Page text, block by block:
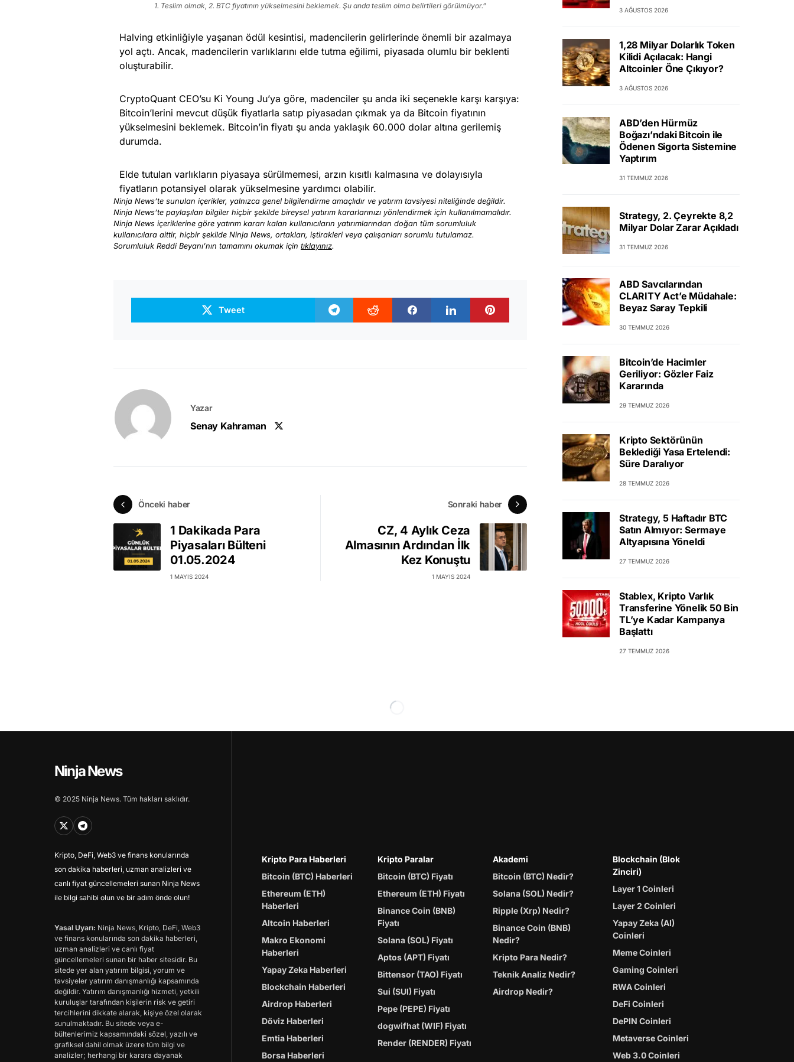
1. Teslim olmak, 2. BTC fiyatının yükselmesini beklemek. Şu anda teslim olma belirtileri görülmüyor.”
Halving etkinliğiyle yaşanan ödül kesintisi, madencilerin gelirlerinde önemli bir azalmaya
yol açtı. Ancak, madencilerin varlıklarını elde tutma eğilimi, piyasada olumlu bir beklenti
oluşturabilir.
CryptoQuant CEO’su Ki Young Ju’ya göre, madenciler şu anda iki seçenekle karşı karşıya:
Bitcoin’lerini mevcut düşük fiyatlarla satıp piyasadan çıkmak ya da Bitcoin fiyatının
yükselmesini beklemek. Bitcoin’in fiyatı şu anda yaklaşık 60.000 dolar altına gerilemiş
durumda.
Elde tutulan varlıkların piyasaya sürülmemesi, arzın kısıtlı kalmasına ve dolayısıyla
fiyatların potansiyel olarak yükselmesine yardımcı olabilir.
Ninja News’te sunulan içerikler, yalnızca genel bilgilendirme amaçlıdır ve yatırım tavsiyesi niteliğinde değildir.
Ninja News’te paylaşılan bilgiler hiçbir şekilde bireysel yatırım kararlarınızı yönlendirmek için kullanılmamalıdır.
Ninja News içeriklerine göre yatırım kararı kalan kullanıcıların yatırımlarından doğan tüm sorumluluk
kullanıcılara aittir, hiçbir şekilde Ninja News, ortakları, iştirakleri veya çalışanları sorumlu tutulamaz.
Sorumluluk Reddi Beyanı’nın tamamını okumak için tıklayınız.
Tweet
Yazar
Senay Kahraman
Önceki haber
1 Dakikada Para
Piyasaları Bülteni
01.05.2024
1 MAYIS 2024
Sonraki haber
CZ, 4 Aylık Ceza
Almasının Ardından İlk
Kez Konuştu
1 MAYIS 2024
3 AĞUSTOS 2026
1,28 Milyar Dolarlık Token
Kilidi Açılacak: Hangi
Altcoinler Öne Çıkıyor?
3 AĞUSTOS 2026
ABD’den Hürmüz
Boğazı’ndaki Bitcoin ile
Ödenen Sigorta Sistemine
Yaptırım
31 TEMMUZ 2026
Strategy, 2. Çeyrekte 8,2
Milyar Dolar Zarar Açıkladı
31 TEMMUZ 2026
ABD Savcılarından
CLARITY Act’e Müdahale:
Beyaz Saray Tepkili
30 TEMMUZ 2026
Bitcoin’de Hacimler
Geriliyor: Gözler Faiz
Kararında
29 TEMMUZ 2026
Kripto Sektörünün
Beklediği Yasa Ertelendi:
Süre Daralıyor
28 TEMMUZ 2026
Strategy, 5 Haftadır BTC
Satın Almıyor: Sermaye
Altyapısına Yöneldi
27 TEMMUZ 2026
Stablex, Kripto Varlık
Transferine Yönelik 50 Bin
TL’ye Kadar Kampanya
Başlattı
27 TEMMUZ 2026
Ninja News
© 2025 Ninja News. Tüm hakları saklıdır.
Kripto, DeFi, Web3 ve finans konularında
son dakika haberleri, uzman analizleri ve
canlı fiyat güncellemeleri sunan Ninja News
ile bilgi sahibi olun ve bir adım önde olun!
Yasal Uyarı: Ninja News, Kripto, DeFi, Web3
ve finans konularında son dakika haberleri,
uzman analizleri ve canlı fiyat
güncellemeleri sunan bir haber sitesidir. Bu
sitede yer alan yatırım bilgisi, yorum ve
tavsiyeler yatırım danışmanlığı kapsamında
değildir. Yatırım danışmanlığı hizmeti, yetkili
kuruluşlar tarafından kişilerin risk ve getiri
tercihlerini dikkate alarak, kişiye özel olarak
sunulmaktadır. Bu sitede veya e-
bültenlerimiz kapsamındaki sözel, yazılı ve
grafiksel dahil olmak üzere tüm bilgi ve
analizler; herhangi bir karara dayanak
Kripto Para Haberleri
Bitcoin (BTC) Haberleri
Ethereum (ETH)
Haberleri
Altcoin Haberleri
Makro Ekonomi
Haberleri
Yapay Zeka Haberleri
Blockchain Haberleri
Airdrop Haberleri
Döviz Haberleri
Emtia Haberleri
Borsa Haberleri
Kripto Paralar
Bitcoin (BTC) Fiyatı
Ethereum (ETH) Fiyatı
Binance Coin (BNB)
Fiyatı
Solana (SOL) Fiyatı
Aptos (APT) Fiyatı
Bittensor (TAO) Fiyatı
Sui (SUI) Fiyatı
Pepe (PEPE) Fiyatı
dogwifhat (WIF) Fiyatı
Render (RENDER) Fiyatı
Akademi
Bitcoin (BTC) Nedir?
Solana (SOL) Nedir?
Ripple (Xrp) Nedir?
Binance Coin (BNB)
Nedir?
Kripto Para Nedir?
Teknik Analiz Nedir?
Airdrop Nedir?
Blockchain (Blok
Zinciri)
Layer 1 Coinleri
Layer 2 Coinleri
Yapay Zeka (AI)
Coinleri
Meme Coinleri
Gaming Coinleri
RWA Coinleri
DeFi Coinleri
DePIN Coinleri
Metaverse Coinleri
Web 3.0 Coinleri